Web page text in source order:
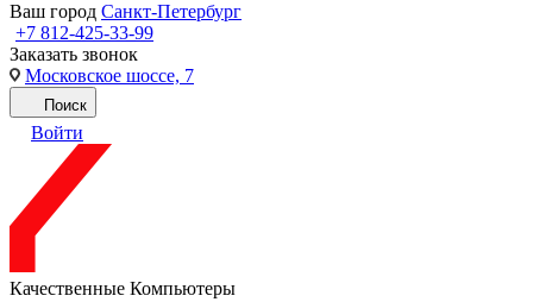
Ваш город Санкт-Петербург
+7 812-425-33-99
Заказать звонок
Московское шоссе, 7
Поиск
Войти
Качественные Компьютеры